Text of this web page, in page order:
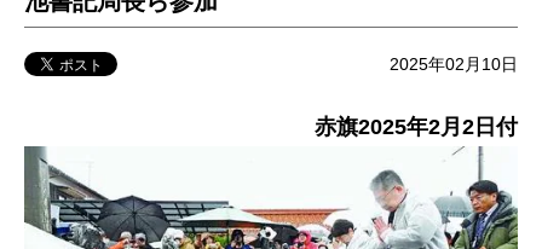
2025年02月10日
赤旗2025年2月2日付